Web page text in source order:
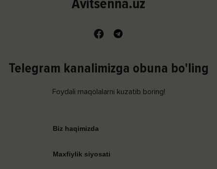
Telegram kanalimizga obuna bo'ling
Foydali maqolalarni kuzatib boring!
Biz haqimizda
Maxfiylik siyosati